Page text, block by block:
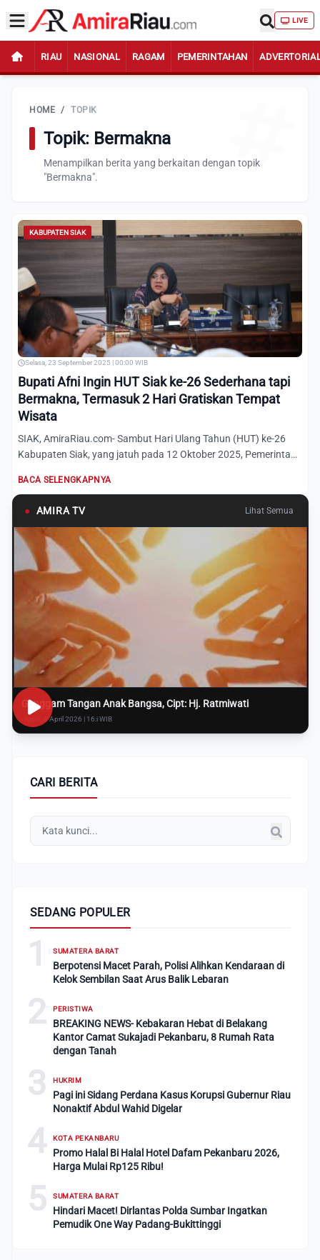
LIVE
RIAU NASIONAL RAGAM PEMERINTAHAN
HOME / TOPIK
Topik: Bermakna
Menampilkan berita yang berkaitan dengan topik
"Bermakna".
KABUPATEN SIAK
Selasa, 23 September 2025 | 00:00 WIB
Bupati Afni Ingin HUT Siak ke-26 Sederhana tapi
Bermakna, Termasuk 2 Hari Gratiskan Tempat
Wisata
SIAK, AmiraRiau.com- Sambut Hari Ulang Tahun (HUT) ke-26
Kabupaten Siak, yang jatuh pada 12 Oktober 2025, Pemerintah
BACA SELENGKAPNYA
● AMIRA TV Lihat Semua
Genggam Tangan Anak Bangsa, Cipt: Hj. Ratmiwati
Rabu, 8 April 2026 | 16:i WIB
CARI BERITA
SEDANG POPULER
1 SUMATERA BARAT
Berpotensi Macet Parah, Polisi Alihkan Kendaraan di
Kelok Sembilan Saat Arus Balik Lebaran
2 PERISTIWA
BREAKING NEWS- Kebakaran Hebat di Belakang
Kantor Camat Sukajadi Pekanbaru, 8 Rumah Rata
dengan Tanah
3 HUKRIM
Pagi ini Sidang Perdana Kasus Korupsi Gubernur Riau
Nonaktif Abdul Wahid Digelar
4 KOTA PEKANBARU
Promo Halal Bi Halal Hotel Dafam Pekanbaru 2026,
Harga Mulai Rp125 Ribu!
5 SUMATERA BARAT
Hindari Macet! Dirlantas Polda Sumbar Ingatkan
Pemudik One Way Padang-Bukittinggi